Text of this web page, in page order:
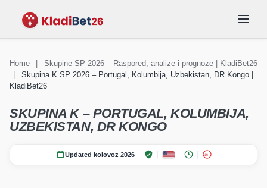
KLAĐENJE
Vijesti Svjetsko
Vijesti Svjetsko
SKUPINE
Home
Skupine SP 2026 – Raspored, analize i prognoze | KladiBet26
Skupina K SP 2026 – Portugal, Kolumbija, Uzbekistan, DR Kongo |
KladiBet26
SKUPINA K – PORTUGAL, KOLUMBIJA,
UZBEKISTAN, DR KONGO
Updated kolovoz 2026 18+